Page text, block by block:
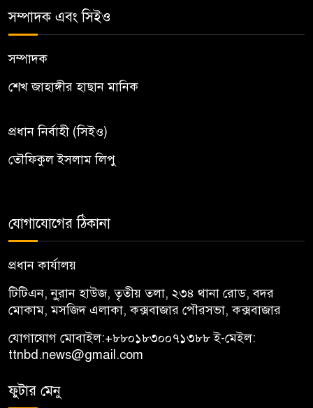
সম্পাদক এবং সিইও
সম্পাদক
শেখ জাহাঙ্গীর হাছান মানিক
প্রধান নির্বাহী (সিইও)
তৌফিকুল ইসলাম লিপু
যোগাযোগের ঠিকানা
প্রধান কার্যালয়
টিটিএন, নু্রান হাউজ, তৃতীয় তলা, ২৩৪ থানা রোড, বদর
মোকাম, মসজিদ এলাকা, কক্সবাজার পৌরসভা, কক্সবাজার
যোগাযোগ মোবাইল:+৮৮০১৮৩০০৭১৩৮৮ই-মেইল:
ttnbd.news@gmail.com
ফুটার মেনু